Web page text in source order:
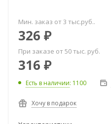
Мин. заказ от 3 тыс.руб..
326 ₽
При заказе от 50 тыс. руб.
316 ₽
Есть в наличии: 1100
Хочу в подарок